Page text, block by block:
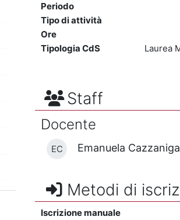
Periodo
Tipo di attività
Ore
Tipologia CdS
Laurea
Staff
Docente
EC Emanuela Cazzaniga
Metodi di
Iscrizione manuale